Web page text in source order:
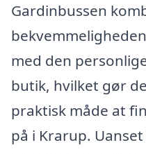
Gardinbussen
med den
butik, hvilket gør
praktisk måde at
på i Krarup.